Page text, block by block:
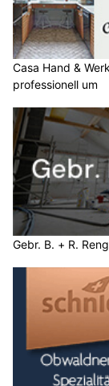
Casa Hand &
professionell um
Gebr. B. + R.